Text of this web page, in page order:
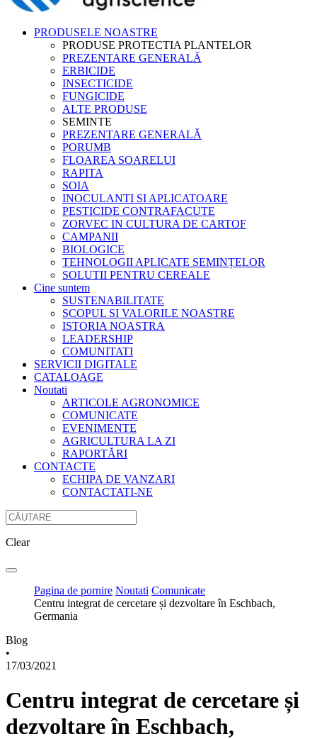
PRODUSELE NOASTRE
PRODUSE PROTECTIA PLANTELOR
PREZENTARE GENERALĂ
ERBICIDE
INSECTICIDE
FUNGICIDE
ALTE PRODUSE
SEMINTE
PREZENTARE GENERALĂ
PORUMB
FLOAREA SOARELUI
RAPITA
SOIA
INOCULANTI SI APLICATOARE
PESTICIDE CONTRAFACUTE
ZORVEC IN CULTURA DE CARTOF
CAMPANII
BIOLOGICE
TEHNOLOGII APLICATE SEMINȚELOR
SOLUTII PENTRU CEREALE
Cine suntem
SUSTENABILITATE
SCOPUL SI VALORILE NOASTRE
ISTORIA NOASTRA
LEADERSHIP
COMUNITATI
SERVICII DIGITALE
CATALOAGE
Noutati
ARTICOLE AGRONOMICE
COMUNICATE
EVENIMENTE
AGRICULTURA LA ZI
RAPORTĂRI
CONTACTE
ECHIPA DE VANZARI
CONTACTATI-NE
Clear
Pagina de pornire Noutati Comunicate
Centru integrat de cercetare și dezvoltare în Eschbach,
Germania
Blog
•
17/03/2021
Centru integrat de cercetare și
dezvoltare în Eschbach,